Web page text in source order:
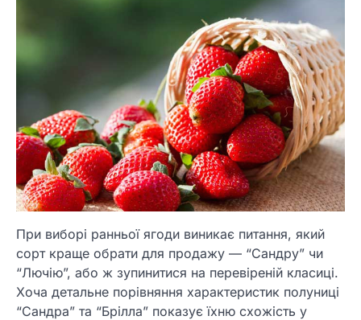
При виборі ранньої ягоди виникає питання, який
сорт краще обрати для продажу — “Сандру” чи
“Лючію”, або ж зупинитися на перевіреній класиці.
Хоча детальне порівняння характеристик полуниці
“Сандра” та “Брілла” показує їхню схожість у